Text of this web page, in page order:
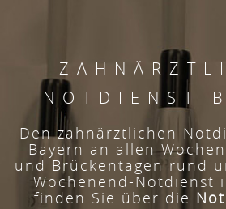
NOTDIENST
Den zahnärztlichen
Bayern an allen
und Brückentagen rund
Wochenend-Notdienst
finden Sie über die